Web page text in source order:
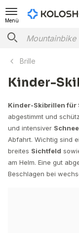
Menü
Brille
Kinder-
Kinder-Skibrillen für
abgestimmt und
und intensiver
Abfahrt. Wichtig sind
breites Sichtfeld
am Helm. Eine gut
Beschlagen bei